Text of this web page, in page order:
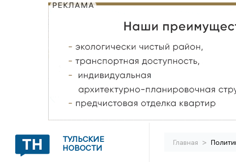
РЕКЛАМА
ТУЛЬСКИЕ
НОВОСТИ
Главная >